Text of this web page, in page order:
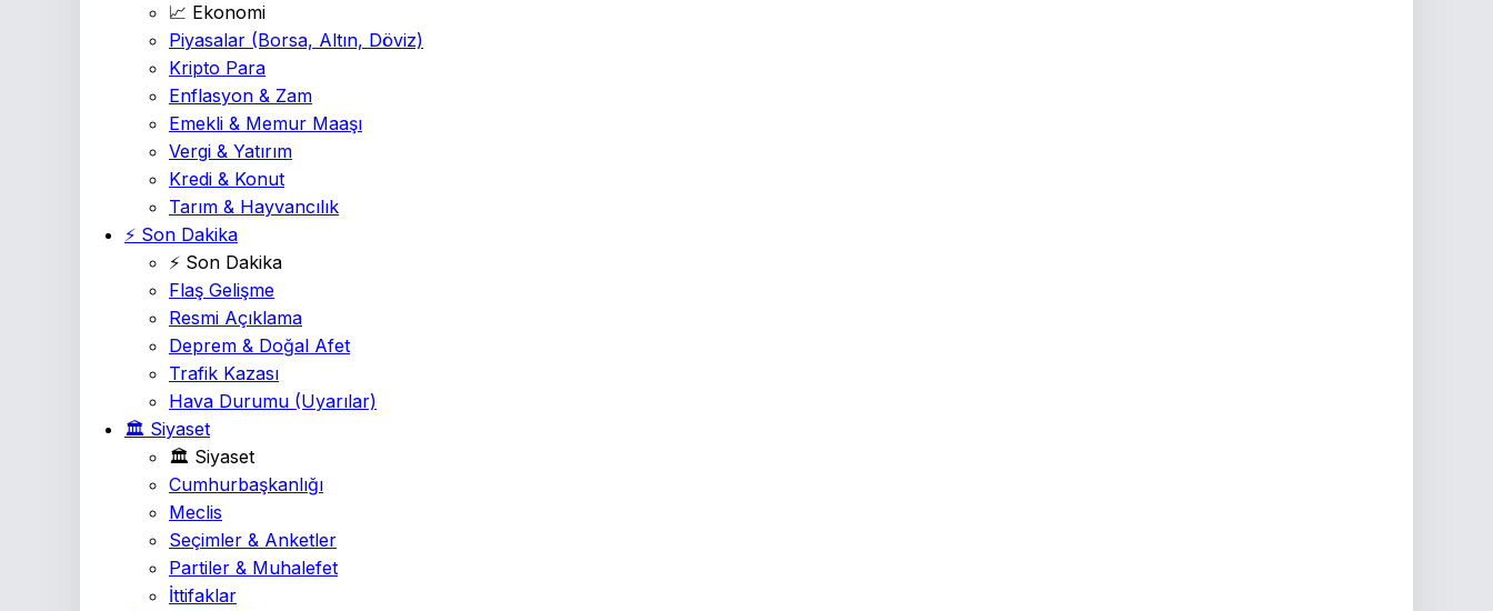
📈 Ekonomi
Piyasalar (Borsa, Altın, Döviz)
Kripto Para
Enflasyon & Zam
Emekli & Memur Maaşı
Vergi & Yatırım
Kredi & Konut
Tarım & Hayvancılık
⚡ Son Dakika
⚡ Son Dakika
Flaş Gelişme
Resmi Açıklama
Deprem & Doğal Afet
Trafik Kazası
Hava Durumu (Uyarılar)
🏛️ Siyaset
🏛️ Siyaset
Cumhurbaşkanlığı
Meclis
Seçimler & Anketler
Partiler & Muhalefet
İttifaklar